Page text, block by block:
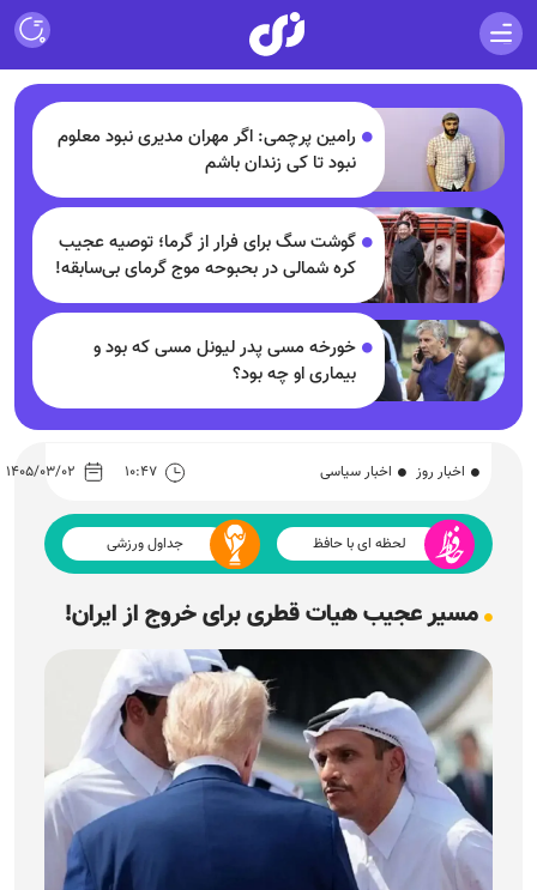
رامین پرچمی: اگر مهران مدیری نبود معلوم
نبود تا کی زندان باشم
گوشت سگ برای فرار از گرما؛ توصیه عجیب
کره شمالی در بحبوحه موج گرمای بی‌سابقه!
خورخه مسی پدر لیونل مسی که بود و
بیماری او چه بود؟
اخبار روز اخبار سیاسی ۱۰:۴۷ ۱۴۰۵/۰۳/۰۲
لحظه ای با حافظ جداول ورزشی
مسیر عجیب هیات قطری برای خروج از ایران!